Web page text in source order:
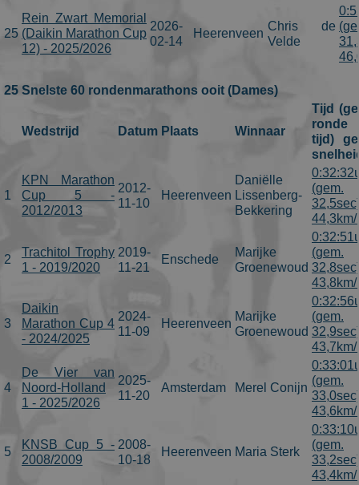
25
Rein Zwart Memorial
(Daikin Marathon Cup
12) - 2025/2026
2026-
02-14
Heerenveen
Chris de
Velde
25 Snelste 60 rondenmarathons ooit (Dames)
Wedstrijd Datum Plaats Winnaar
Tijd
ronde
tijd)
1
KPN Marathon
Cup 5 -
2012/2013
2012-
11-10
Heerenveen
Daniëlle
Lissenberg-
Bekkering
(gem.
44,3km/
2
Trachitol Trophy
1 - 2019/2020
2019-
11-21
Enschede
Marijke
Groenewoud
(gem.
43,8km/
3
Daikin
Marathon Cup 4
- 2024/2025
2024-
11-09
Heerenveen
Marijke
Groenewoud
(gem.
43,7km/
4
De Vier van
Noord-Holland
1 - 2025/2026
2025-
11-20
Amsterdam Merel Conijn
(gem.
43,6km/
5
KNSB Cup 5 -
2008/2009
2008-
10-18
Heerenveen Maria Sterk
(gem.
43,4km/